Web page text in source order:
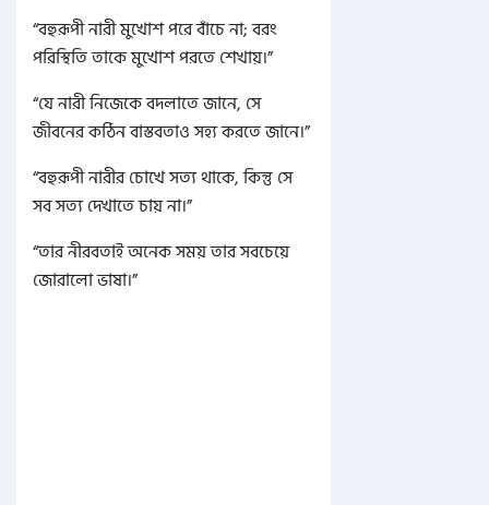
“বহুরূপী নারী মুখোশ পরে বাঁচে না; বরং
পরিস্থিতি তাকে মুখোশ পরতে শেখায়।”
“যে নারী নিজেকে বদলাতে জানে, সে
জীবনের কঠিন বাস্তবতাও সহ্য করতে জানে।”
“বহুরূপী নারীর চোখে সত্য থাকে, কিন্তু সে
সব সত্য দেখাতে চায় না।”
“তার নীরবতাই অনেক সময় তার সবচেয়ে
জোরালো ভাষা।”